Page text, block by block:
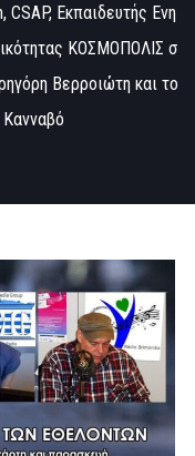
CSAP, Εκπαιδευτής Ενη
ΚΟΣΜΟΠΟΛΙΣ σ
Βερροιώτη και το